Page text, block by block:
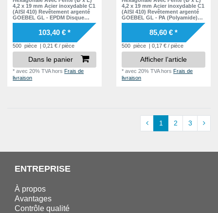
4,2 x 19 mm Acier inoxydable C1
(AISI 410) Revêtement argenté
GOEBEL GL - EPDM Disque
DIN7504 L
103,40 € *
500 pièce | 0,21 € / pièce
Dans le panier
*avec 20% TVAhorsFrais de
livraison
4,2 x 19 mm Acier inoxydable C1
(AISI 410) Revêtement argenté
GOEBEL GL - PA (Polyamide)
Disque DIN7504 L
85,60 € *
500 pièce | 0,17 € / pièce
Afficher l’article
*avec 20% TVAhorsFrais de
livraison
1 2 3
ENTREPRISE
À propos
Avantages
Contrôle qualité